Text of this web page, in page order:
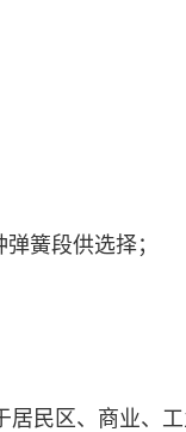
簧段供选择；
居民区、商业、